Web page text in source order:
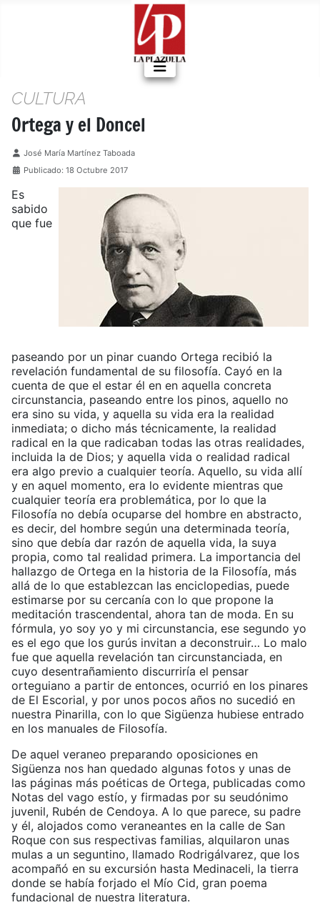
CULTURA
Ortega y el Doncel
Detalles
José María Martínez Taboada
Publicado: 18 Octubre 2017
Es
sabido
que fue
paseando por un pinar cuando Ortega recibió la
revelación fundamental de su filosofía. Cayó en la
cuenta de que el estar él en en aquella concreta
circunstancia, paseando entre los pinos, aquello no
era sino su vida, y aquella su vida era la realidad
inmediata; o dicho más técnicamente, la realidad
radical en la que radicaban todas las otras realidades,
incluida la de Dios; y aquella vida o realidad radical
era algo previo a cualquier teoría. Aquello, su vida allí
y en aquel momento, era lo evidente mientras que
cualquier teoría era problemática, por lo que la
Filosofía no debía ocuparse del hombre en abstracto,
es decir, del hombre según una determinada teoría,
sino que debía dar razón de aquella vida, la suya
propia, como tal realidad primera. La importancia del
hallazgo de Ortega en la historia de la Filosofía, más
allá de lo que establezcan las enciclopedias, puede
estimarse por su cercanía con lo que propone la
meditación trascendental, ahora tan de moda. En su
fórmula, yo soy yo y mi circunstancia, ese segundo yo
es el ego que los gurús invitan a deconstruir… Lo malo
fue que aquella revelación tan circunstanciada, en
cuyo desentrañamiento discurriría el pensar
orteguiano a partir de entonces, ocurrió en los pinares
de El Escorial, y por unos pocos años no sucedió en
nuestra Pinarilla, con lo que Sigüenza hubiese entrado
en los manuales de Filosofía.
De aquel veraneo preparando oposiciones en
Sigüenza nos han quedado algunas fotos y unas de
las páginas más poéticas de Ortega, publicadas como
Notas del vago estío, y firmadas por su seudónimo
juvenil, Rubén de Cendoya. A lo que parece, su padre
y él, alojados como veraneantes en la calle de San
Roque con sus respectivas familias, alquilaron unas
mulas a un seguntino, llamado Rodrigálvarez, que los
acompañó en su excursión hasta Medinaceli, la tierra
donde se había forjado el Mío Cid, gran poema
fundacional de nuestra literatura.